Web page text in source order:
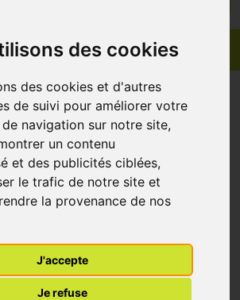
des cookies
des cookies et d'autres
de suivi pour améliorer votre
navigation sur notre site,
un contenu
et des publicités ciblées,
le trafic de notre site et
la provenance de nos
J'accepte
Je refuse
Produits
8h Comprimés 60